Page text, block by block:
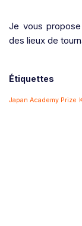
Je vous
des lieux de
Étiquettes
Japan Academy Prize